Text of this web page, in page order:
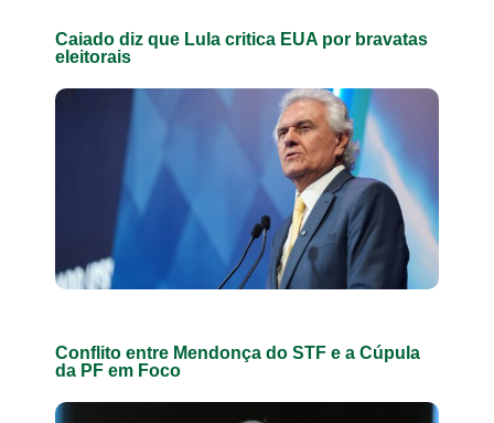
Caiado diz que Lula critica EUA por bravatas
eleitorais
Conflito entre Mendonça do STF e a Cúpula
da PF em Foco